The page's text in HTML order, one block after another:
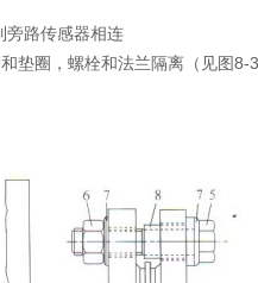
旁路传感器相连
垫圈，螺栓和法兰隔离（见图8-